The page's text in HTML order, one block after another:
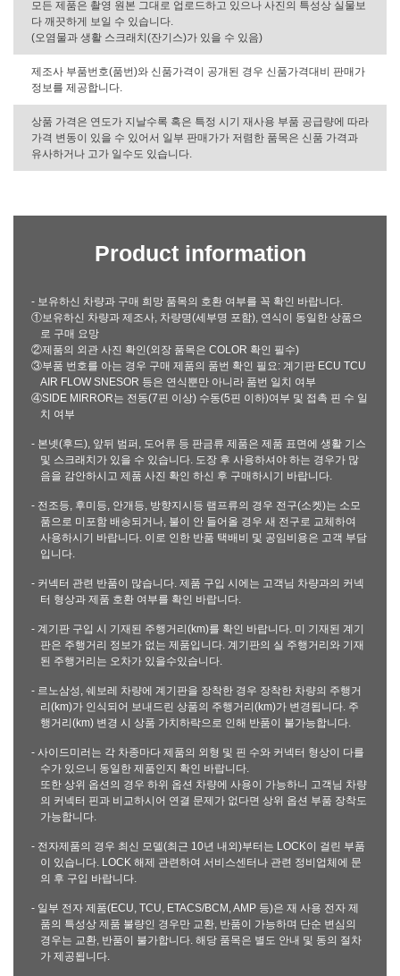
모든 제품은 촬영 원본 그대로 업로드하고 있으나 사진의 특성상 실물보
다 깨끗하게 보일 수 있습니다.
(오염물과 생활 스크래치(잔기스)가 있을 수 있음)
제조사 부품번호(품번)와 신품가격이 공개된 경우 신품가격대비 판매가
정보를 제공합니다.
상품 가격은 연도가 지날수록 혹은 특정 시기 재사용 부품 공급량에 따라
가격 변동이 있을 수 있어서 일부 판매가가 저렴한 품목은 신품 가격과
유사하거나 고가 일수도 있습니다.
Product information
- 보유하신 차량과 구매 희망 품목의 호환 여부를 꼭 확인 바랍니다.
①보유하신 차량과 제조사, 차량명(세부명 포함), 연식이 동일한 상품으
로 구매 요망
②제품의 외관 사진 확인(외장 품목은 COLOR 확인 필수)
③부품 번호를 아는 경우 구매 제품의 품번 확인 필요: 계기판 ECU TCU
AIR FLOW SNESOR 등은 연식뿐만 아니라 품번 일치 여부
④SIDE MIRROR는 전동(7핀 이상) 수동(5핀 이하)여부 및 접촉 핀 수 일
치 여부
- 본넷(후드), 앞뒤 범퍼, 도어류 등 판금류 제품은 제품 표면에 생활 기스
및 스크래치가 있을 수 있습니다. 도장 후 사용하셔야 하는 경우가 많
음을 감안하시고 제품 사진 확인 하신 후 구매하시기 바랍니다.
- 전조등, 후미등, 안개등, 방향지시등 램프류의 경우 전구(소켓)는 소모
품으로 미포함 배송되거나, 불이 안 들어올 경우 새 전구로 교체하여
사용하시기 바랍니다. 이로 인한 반품 택배비 및 공임비용은 고객 부담
입니다.
- 커넥터 관련 반품이 많습니다. 제품 구입 시에는 고객님 차량과의 커넥
터 형상과 제품 호환 여부를 확인 바랍니다.
- 계기판 구입 시 기재된 주행거리(km)를 확인 바랍니다. 미 기재된 계기
판은 주행거리 정보가 없는 제품입니다. 계기판의 실 주행거리와 기재
된 주행거리는 오차가 있을수있습니다.
- 르노삼성, 쉐보레 차량에 계기판을 장착한 경우 장착한 차량의 주행거
리(km)가 인식되어 보내드린 상품의 주행거리(km)가 변경됩니다. 주
행거리(km) 변경 시 상품 가치하락으로 인해 반품이 불가능합니다.
- 사이드미러는 각 차종마다 제품의 외형 및 핀 수와 커넥터 형상이 다를
수가 있으니 동일한 제품인지 확인 바랍니다.
또한 상위 옵션의 경우 하위 옵션 차량에 사용이 가능하니 고객님 차량
의 커넥터 핀과 비교하시어 연결 문제가 없다면 상위 옵션 부품 장착도
가능합니다.
- 전자제품의 경우 최신 모델(최근 10년 내외)부터는 LOCK이 걸린 부품
이 있습니다. LOCK 해제 관련하여 서비스센터나 관련 정비업체에 문
의 후 구입 바랍니다.
- 일부 전자 제품(ECU, TCU, ETACS/BCM, AMP 등)은 재 사용 전자 제
품의 특성상 제품 불량인 경우만 교환, 반품이 가능하며 단순 변심의
경우는 교환, 반품이 불가합니다. 해당 품목은 별도 안내 및 동의 절차
가 제공됩니다.